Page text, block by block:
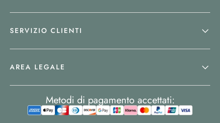
SERVIZIO CLIENTI
AREA LEGALE
Metodi di pagamento accettati: